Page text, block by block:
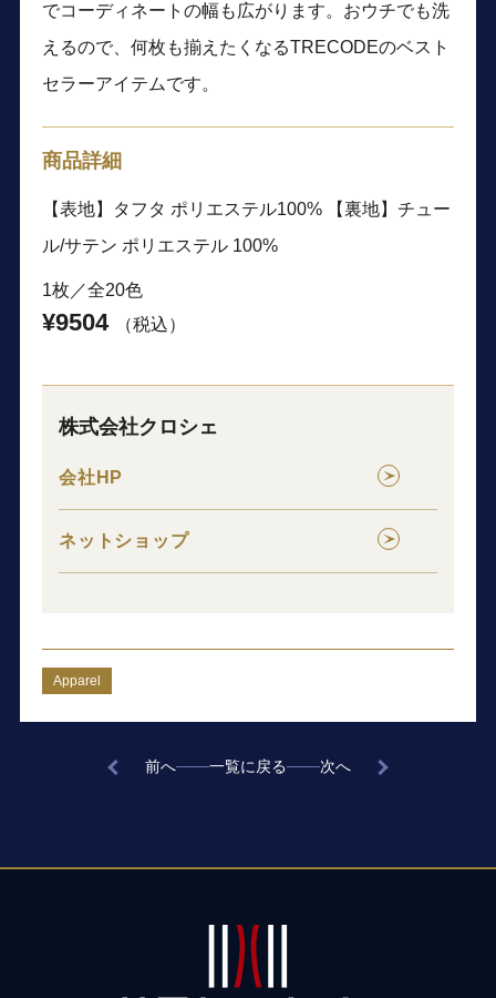
でコーディネートの幅も広がります。おウチでも洗
えるので、何枚も揃えたくなるTRECODEのベスト
セラーアイテムです。
商品詳細
【表地】タフタ ポリエステル100% 【裏地】チュー
ル/サテン ポリエステル 100%
1枚／全20色
¥9504 （税込）
株式会社クロシェ
会社HP
ネットショップ
Apparel
前へ 一覧に戻る 次へ